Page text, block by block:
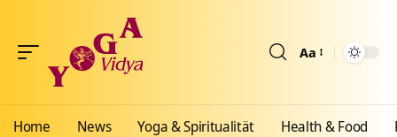
Aa
Home News Yoga & Spiritualität Health & Food